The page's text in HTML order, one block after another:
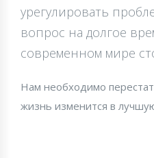
урегулировать
вопрос на долгое
современном мире
Нам необходимо
жизнь изменится в